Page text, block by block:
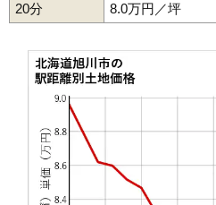
48 旭町1条 9.4万円
50 末広1条
51 東光14条
53 豊岡10条
東光11条 9.2万円
55
20分
8.0万円／坪